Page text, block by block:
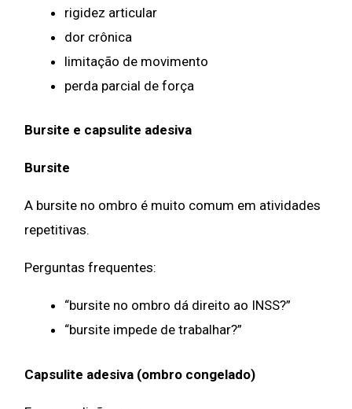
rigidez articular
dor crônica
limitação de movimento
perda parcial de força
Bursite e capsulite adesiva
Bursite
A bursite no ombro é muito comum em atividades
repetitivas.
Perguntas frequentes:
“bursite no ombro dá direito ao INSS?”
“bursite impede de trabalhar?”
Capsulite adesiva (ombro congelado)